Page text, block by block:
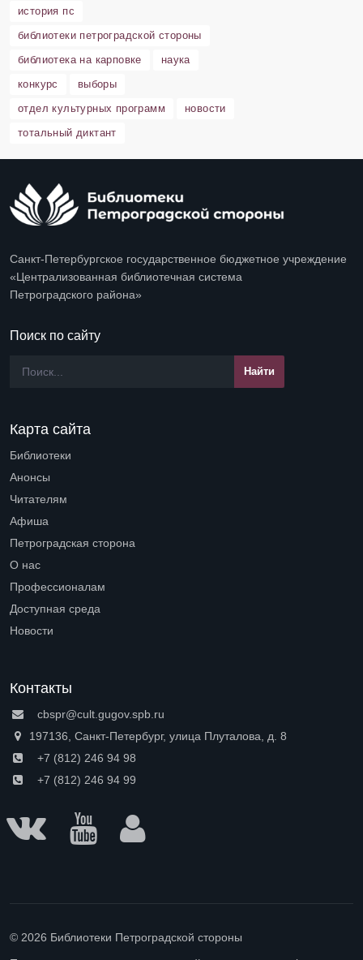
история пс
библиотеки петроградской стороны
библиотека на карповке
наука
конкурс
выборы
отдел культурных программ
новости
тотальный диктант
Санкт-Петербургское государственное бюджетное учреждение
«Централизованная библиотечная система
Петроградского района»
Поиск по сайту
Карта сайта
Библиотеки
Анонсы
Читателям
Афиша
Петроградская сторона
О нас
Профессионалам
Доступная среда
Новости
Контакты
cbspr@cult.gugov.spb.ru
197136, Санкт-Петербург, улица Плуталова, д. 8
+7 (812) 246 94 98
+7 (812) 246 94 99
© 2026 Библиотеки Петроградской стороны